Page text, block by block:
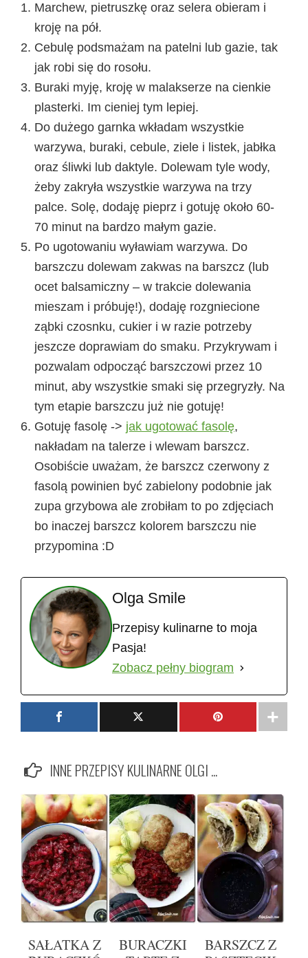
Marchew, pietruszkę oraz selera obieram i
kroję na pół.
Cebulę podsmażam na patelni lub gazie, tak
jak robi się do rosołu.
Buraki myję, kroję w malakserze na cienkie
plasterki. Im cieniej tym lepiej.
Do dużego garnka wkładam wszystkie
warzywa, buraki, cebule, ziele i listek, jabłka
oraz śliwki lub daktyle. Dolewam tyle wody,
żeby zakryła wszystkie warzywa na trzy
palce. Solę, dodaję pieprz i gotuję około 60-
70 minut na bardzo małym gazie.
Po ugotowaniu wyławiam warzywa. Do
barszczu dolewam zakwas na barszcz (lub
ocet balsamiczny – w trakcie dolewania
mieszam i próbuję!), dodaję rozgniecione
ząbki czosnku, cukier i w razie potrzeby
jeszcze doprawiam do smaku. Przykrywam i
pozwalam odpocząć barszczowi przez 10
minut, aby wszystkie smaki się przegryzły. Na
tym etapie barszczu już nie gotuję!
Gotuję fasolę -> jak ugotować fasolę,
nakładam na talerze i wlewam barszcz.
Osobiście uważam, że barszcz czerwony z
fasolą powinien być zabielony podobnie jak
zupa grzybowa ale zrobiłam to po zdjęciach
bo inaczej barszcz kolorem barszczu nie
przypomina :D
Olga Smile
Przepisy kulinarne to moja
Pasja!
Zobacz pełny biogram
INNE PRZEPISY KULINARNE OLGI ...
SAŁATKA Z
BURACZKI
BARSZCZ Z